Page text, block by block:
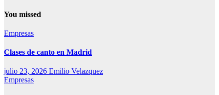
You missed
Empresas
Clases de canto en Madrid
julio 23, 2026 Emilio Velazquez
Empresas